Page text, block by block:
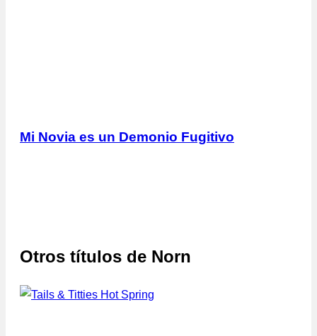
Mi Novia es un Demonio Fugitivo
Otros títulos de Norn